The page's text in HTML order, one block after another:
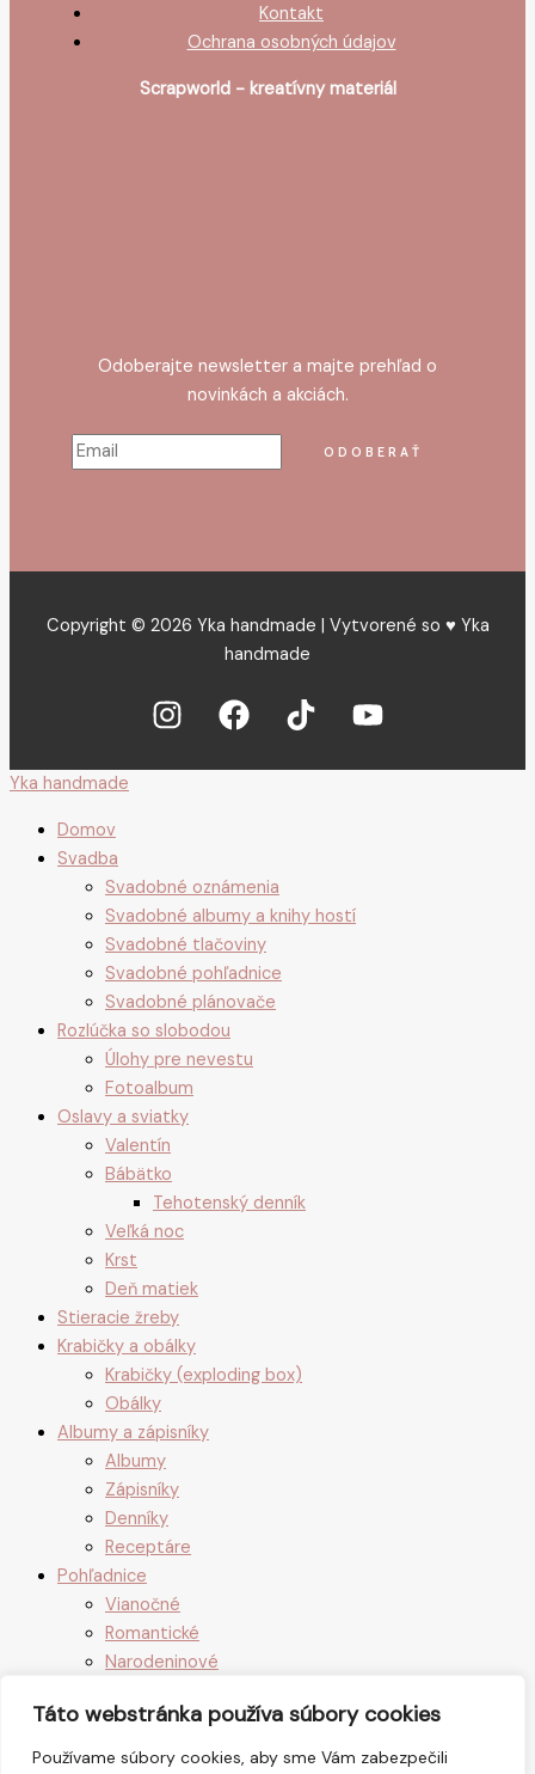
Táto webstránka používa súbory cookies
Používame súbory cookies, aby sme Vám zabezpečili
Kontakt
Ochrana osobných údajov
Scrapworld - kreatívny materiál
Odoberajte newsletter a majte prehľad o
novinkách a akciách.
Copyright © 2026 Yka handmade | Vytvorené so ♥ Yka
handmade
Yka handmade
Domov
Svadba
Svadobné oznámenia
Svadobné albumy a knihy hostí
Svadobné tlačoviny
Svadobné pohľadnice
Svadobné plánovače
Rozlúčka so slobodou
Úlohy pre nevestu
Fotoalbum
Oslavy a sviatky
Valentín
Bábätko
Tehotenský denník
Veľká noc
Krst
Deň matiek
Stieracie žreby
Krabičky a obálky
Krabičky (exploding box)
Obálky
Albumy a zápisníky
Albumy
Zápisníky
Denníky
Receptáre
Pohľadnice
Vianočné
Romantické
Narodeninové
Svadobné
Veľkonočné